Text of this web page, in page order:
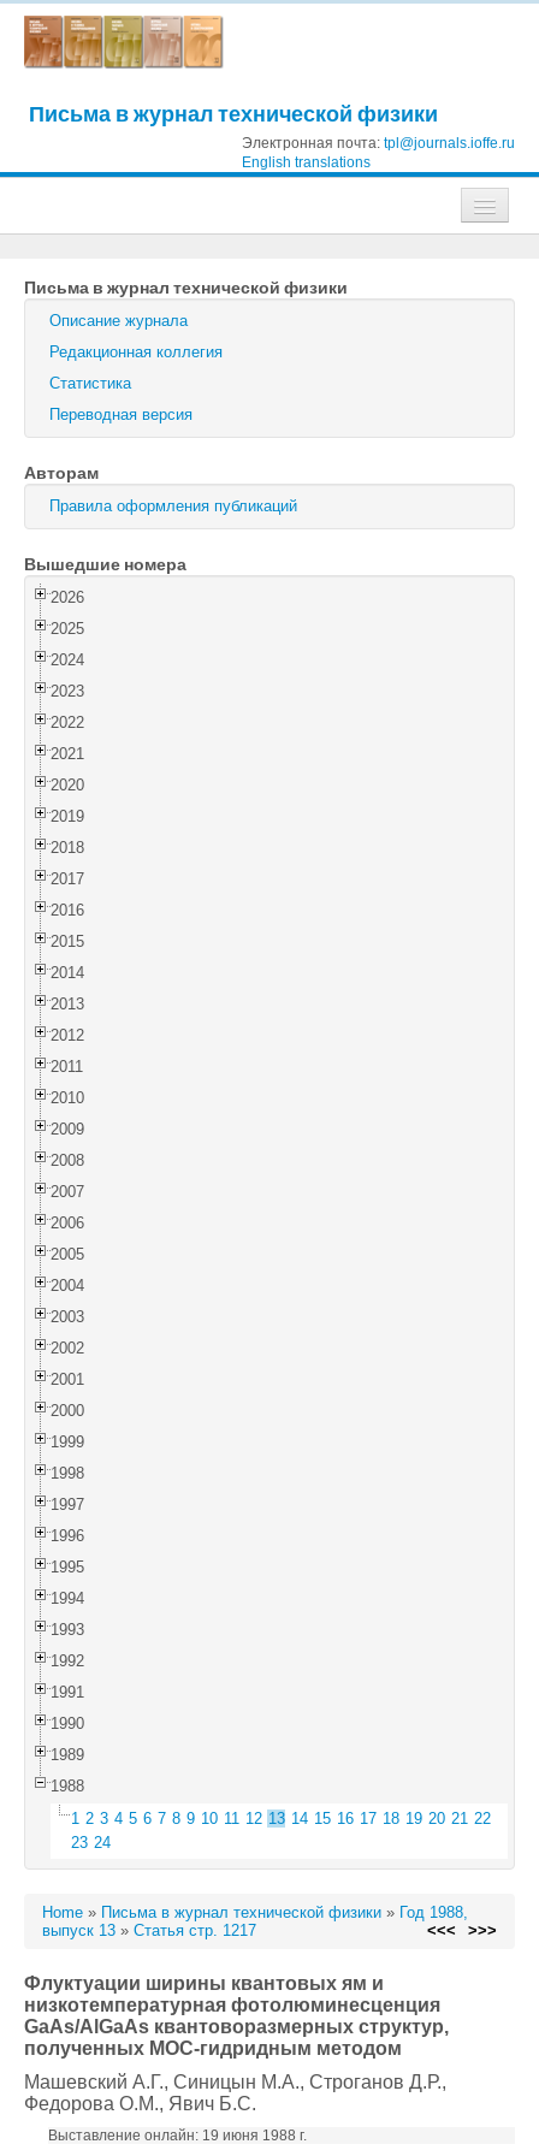
Письма в журнал технической физики
Электронная почта: tpl@journals.ioffe.ru
English translations
Журнал технической физики
Письма в Журнал технической физики
Физика твердого тела
Физика и техника полупроводников
Оптика и спектроскопия
Поиск
Войти
Письма в журнал технической физики
Описание журнала
Редакционная коллегия
Статистика
Переводная версия
Авторам
Правила оформления публикаций
Вышедшие номера
2026
2025
2024
2023
2022
2021
2020
2019
2018
2017
2016
2015
2014
2013
2012
2011
2010
2009
2008
2007
2006
2005
2004
2003
2002
2001
2000
1999
1998
1997
1996
1995
1994
1993
1992
1991
1990
1989
1988
1 2 3 4 5 6 7 8 9 10 11 12 13 14 15 16 17 18 19 20 21 22
23 24
Home » Письма в журнал технической физики » Год 1988,
выпуск 13 » Статья стр. 1217 <<< >>>
Флуктуации ширины квантовых ям и
низкотемпературная фотолюминесценция
GaAs/AlGaAs квантоворазмерных структур,
полученных МОС-гидридным методом
Машевский А.Г., Синицын М.А., Строганов Д.Р.,
Федорова О.М., Явич Б.С.
Выставление онлайн: 19 июня 1988 г.